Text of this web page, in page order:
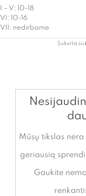
I – V: 10-18
VI: 10-16
VII: nedirbame
Sukurta su
Mūsų tikslas
geriausią
Gaukite